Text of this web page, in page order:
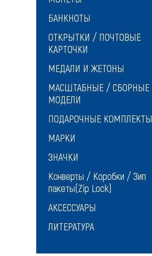
БАНКНОТЫ
ОТКРЫТКИ / ПОЧТОВЫЕ
КАРТОЧКИ
МЕДАЛИ И ЖЕТОНЫ
МАСШТАБНЫЕ / СБОРНЫЕ
МОДЕЛИ
ПОДАРОЧНЫЕ КОМПЛЕКТЫ
МАРКИ
ЗНАЧКИ
Конверты / Коробки / Зип
пакеты(Zip Lock)
АКСЕССУАРЫ
ЛИТЕРАТУРА